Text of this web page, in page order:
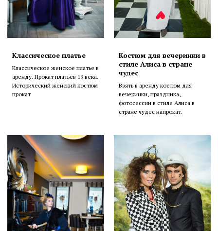
Классическое платье
Классическое женское платье в
аренду. Прокат платьев 19 века.
Исторический женский костюм
прокат
Костюм для вечеринки в
стиле Алиса в стране
чудес
Взять в аренду костюм для
вечеринки, праздника,
фотосессии в стиле Алиса в
стране чудес напрокат.